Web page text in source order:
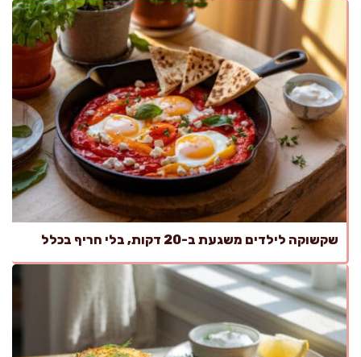
שקשוקה לילדים משגעת ב-20 דקות, בלי חריף בכלל